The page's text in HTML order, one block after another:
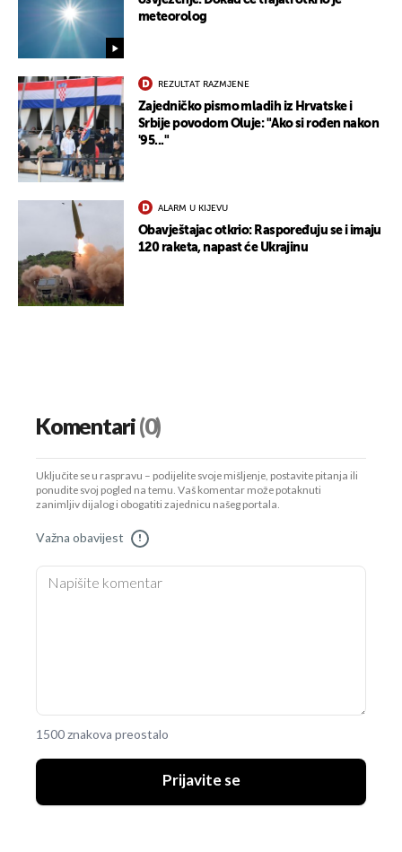
meteorolog
REZULTAT RAZMJENE
Zajedničko pismo mladih iz Hrvatske i
Srbije povodom Oluje: "Ako si rođen nakon
'95..."
ALARM U KIJEVU
Obavještajac otkrio: Raspoređuju se i imaju
120 raketa, napast će Ukrajinu
Komentari(0)
Uključite se u raspravu – podijelite svoje mišljenje, postavite pitanja ili
ponudite svoj pogled na temu. Vaš komentar može potaknuti
zanimljiv dijalog i obogatiti zajednicu našeg portala.
Važna obavijest !
1500 znakova preostalo
Prijavite se